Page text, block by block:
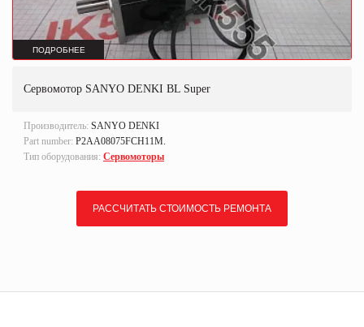
ПОДРОБНЕЕ
Сервомотор SANYO DENKI BL Super
Производитель: SANYO DENKI
Part number: P2AA08075FCH11M.
Тип оборудования: Сервомоторы
РАССЧИТАТЬ СТОИМОСТЬ РЕМОНТА